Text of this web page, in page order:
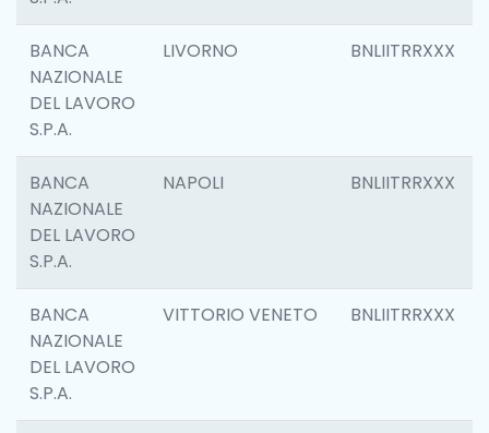
BANCA
NAZIONALE
DEL LAVORO
S.P.A.
LIVORNO BNLIITRRXXX
BANCA
NAZIONALE
DEL LAVORO
S.P.A.
NAPOLI BNLIITRRXXX
BANCA
NAZIONALE
DEL LAVORO
S.P.A.
VITTORIO VENETO BNLIITRRXXX